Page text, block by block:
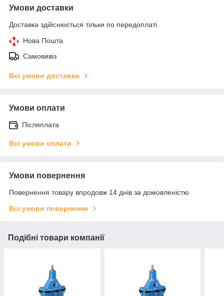
Умови доставки
Доставка здійснюється тільки по передоплаті.
Нова Пошта
Самовивіз
Всі умови доставки
Умови оплати
Післяплата
Всі умови оплати
Умови повернення
Повернення товару впродовж 14 днів за домовленістю
Всі умови повернення
Подібні товари компанії